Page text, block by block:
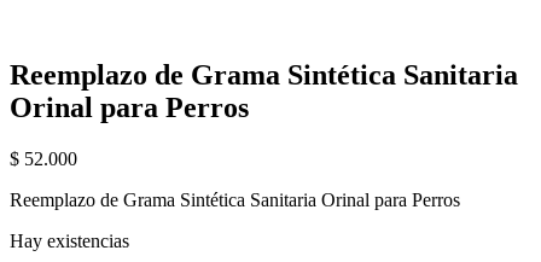
Reemplazo de Grama Sintética Sanitaria
Orinal para Perros
$ 52.000
Reemplazo de Grama Sintética Sanitaria Orinal para Perros
Hay existencias